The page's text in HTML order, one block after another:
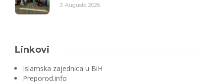
3. Augusta 2026.
Linkovi
Islamska zajednica u BiH
Preporod.info